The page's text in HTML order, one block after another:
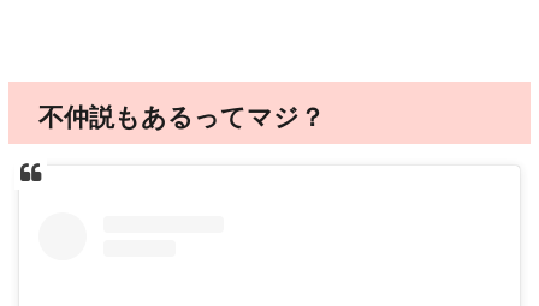
不仲説もあるってマジ？